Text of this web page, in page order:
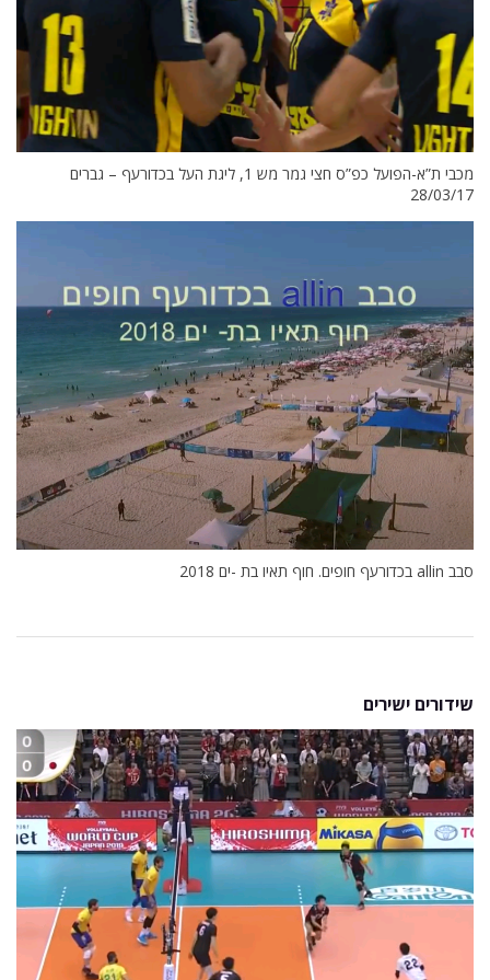
מכבי ת”א-הפועל כפ”ס חצי גמר מש 1, ליגת העל בכדורעף – גברים
28/03/17
סבב allin בכדורעף חופים. חוף תאיו בת -ים 2018
שידורים ישירים